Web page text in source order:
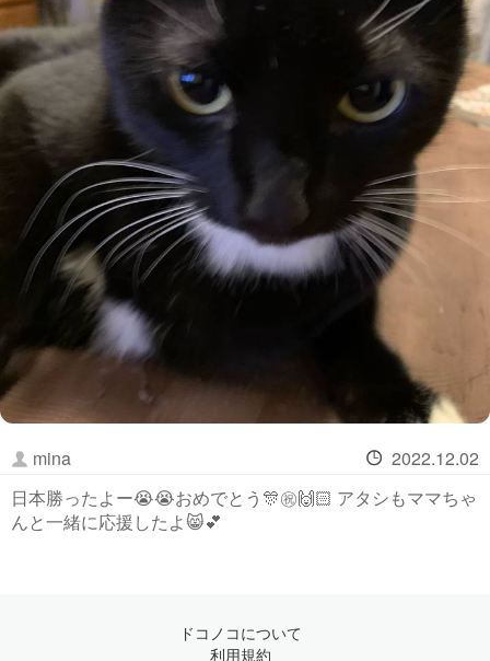
mina
2022.12.02
日本勝ったよー😭😭おめでとう🎊㊗️🙌🏻 アタシもママちゃ
んと一緒に応援したよ😸💕
ドコノコについて
利用規約